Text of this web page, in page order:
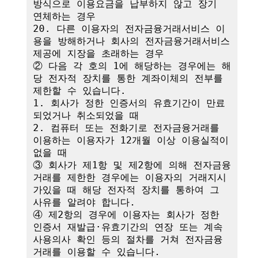
방식으로 이용요금을 납부하지 않고 장기
연체하는 경우
20. 다른 이용자의 전자금융거래서비스 이
용을 방해하거나 회사의 전자금융거래서비스
제공에 지장을 초래하는 경우
② 다음 각 호의 1에 해당하는 경우에는 해
당 전자적 장치를 통한 계좌이체의 전부를
제한할 수 있습니다.
1. 회사가 정한 인증서의 유효기간이 만료
되었거나 취소되었을 때
2. 컴퓨터 또는 전화기로 전자금융거래를
이용하는 이용자가 12개월 이상 이용실적이
없을 때
③ 회사가 제1항 및 제2항에 의해 전자금융
거래를 제한한 경우에는 이용자의 거래지시
가있을 때 해당 전자적 장치를 통하여 그
사유를 알려야 합니다.
④ 제2항의 경우에 이용자는 회사가 정한
인증서 재발급·유효기간의 연장 또는 계속
사용의사 확인 등의 절차를 거쳐 전자금융
거래를 이용할 수 있습니다.